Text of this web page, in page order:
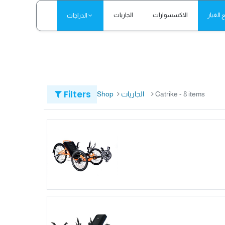
الدراجات الجاريات الاكسسوارات
Filters Shop الجاريات Catrike - 8 items